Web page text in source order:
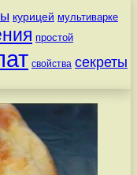
курицей мультиварке
простой
свойства секреты